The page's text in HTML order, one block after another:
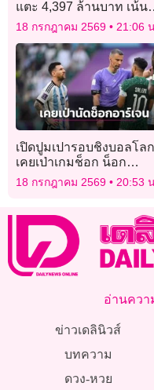
แตะ 4,397 ล้านบาท เน้น
คุณภาพมากกว่าปริมาณ
18 กรกฎาคม 2569 21:06
เปิดปูมเปารอบชิงบอลโลก
เคยเป่าเกมช็อก น็อก
‘อาร์เจนตินา’
18 กรกฎาคม 2569 20:53
อ่านควา
ข่าวเดลินิวส์
บทความ
ดวง-หวย